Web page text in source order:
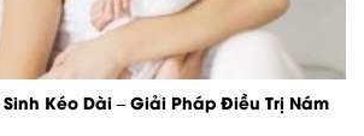
Kéo Dài – Giải Pháp Điều Trị Nám